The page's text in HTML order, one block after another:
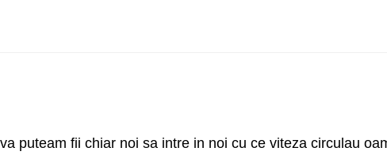
puteam fii chiar noi sa intre in noi cu ce viteza circulau